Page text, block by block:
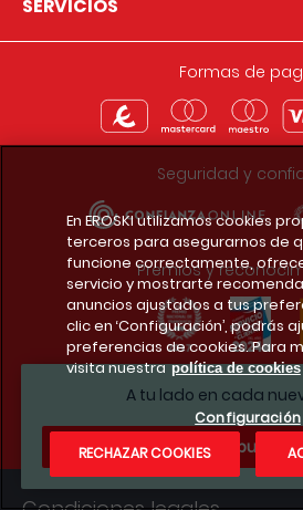
A tu lado en cada
¿Te apuntas?
SERVICIOS
Formas de
Seguridad y
Premios y
Descarga la app
En EROSKI utilizamos cookies
terceros para asegurarnos de
funcione correctamente,
servicio y mostrarte
anuncios ajustados a tus
clic en ‘Configuración’, podrás
preferencias de cookies. Para
visita nuestra política de cookies
Configuración
RECHAZAR COOKIES